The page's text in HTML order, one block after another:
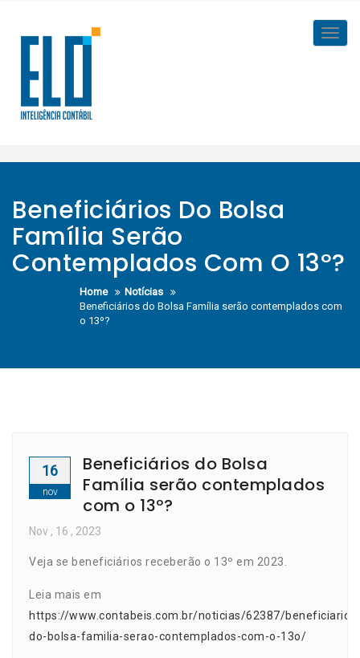
content
Beneficiários Do Bolsa
Família Serão
Contemplados Com O 13º?
Home
Notícias
Beneficiários do Bolsa Família serão contemplados com
o 13º?
16
nov
Beneficiários do Bolsa
Família serão contemplados
com o 13º?
Nov , 16 , 2023
Veja se beneficiários receberão o 13º em 2023.
Leia mais em
https://www.contabeis.com.br/noticias/62387/beneficiarios-
do-bolsa-familia-serao-contemplados-com-o-13o/